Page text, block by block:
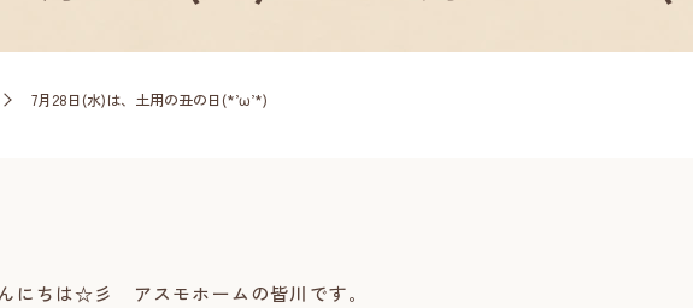
7月28日(水)は、土用の丑の日(*’ω’*)
にちは☆彡 アスモホームの皆川です。